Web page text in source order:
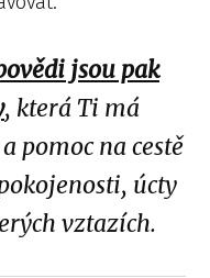
jsou pak
, která Ti má
pomoc na cestě
úcty
vztazích.